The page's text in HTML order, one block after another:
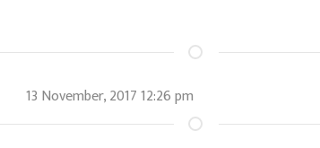
13 November, 2017 12:26 pm